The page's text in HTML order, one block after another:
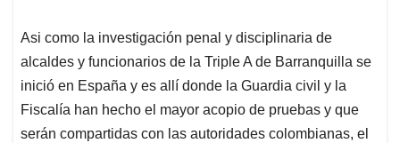
Asi como la investigación penal y disciplinaria de
alcaldes y funcionarios de la Triple A de Barranquilla se
inició en España y es allí donde la Guardia civil y la
Fiscalía han hecho el mayor acopio de pruebas y que
serán compartidas con las autoridades colombianas, el